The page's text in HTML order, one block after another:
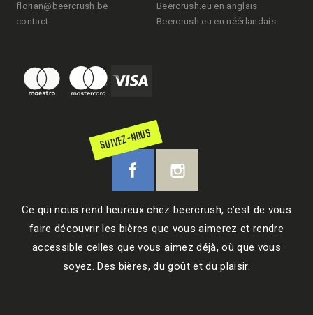
florian@beercrush.be
contact
Beercrush.eu en anglais
Beercrush.eu en néérlandais
SUIVEZ-NOUS
Ce qui nous rend heureux chez beercrush, c’est de vous
faire découvrir les bières que vous aimerez et rendre
accessible celles que vous aimez déjà, où que vous
soyez. Des bières, du goût et du plaisir.